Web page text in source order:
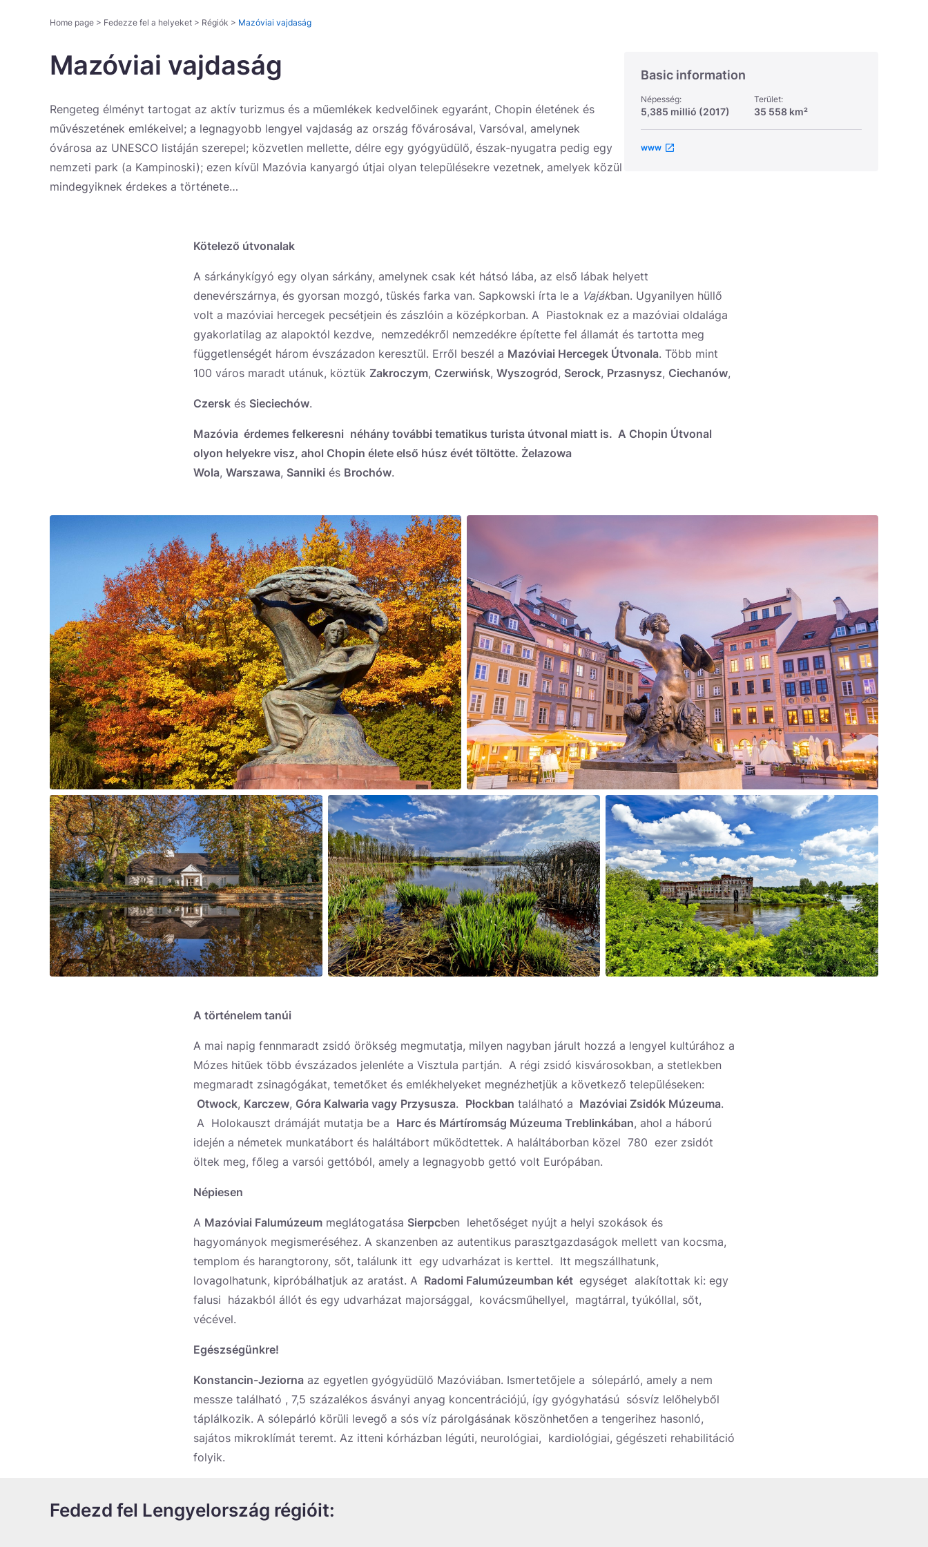
Home page > Fedezze fel a helyeket > Régiók > Mazóviai vajdaság
Mazóviai vajdaság
Rengeteg élményt tartogat az aktív turizmus és a műemlékek kedvelőinek egyaránt, Chopin életének és
művészetének emlékeivel; a legnagyobb lengyel vajdaság az ország fővárosával, Varsóval, amelynek
óvárosa az UNESCO listáján szerepel; közvetlen mellette, délre egy gyógyüdülő, észak-nyugatra pedig egy
nemzeti park (a Kampinoski); ezen kívül Mazóvia kanyargó útjai olyan településekre vezetnek, amelyek közül
mindegyiknek érdekes a története…
Basic information
Népesség:
5,385 millió (2017)
Terület:
35 558 km²
www
Kötelező útvonalak
A sárkánykígyó egy olyan sárkány, amelynek csak két hátsó lába, az első lábak helyett
denevérszárnya, és gyorsan mozgó, tüskés farka van. Sapkowski írta le a Vajákban. Ugyanilyen hüllő
volt a mazóviai hercegek pecsétjein és zászlóin a középkorban. A Piastoknak ez a mazóviai oldalága
gyakorlatilag az alapoktól kezdve, nemzedékről nemzedékre építette fel államát és tartotta meg
függetlenségét három évszázadon keresztül. Erről beszél a Mazóviai Hercegek Útvonala. Több mint
100 város maradt utánuk, köztük Zakroczym, Czerwińsk, Wyszogród, Serock, Przasnysz, Ciechanów,
Czersk és Sieciechów.
Mazóvia érdemes felkeresni néhány további tematikus turista útvonal miatt is. A Chopin Útvonal
olyon helyekre visz, ahol Chopin élete első húsz évét töltötte. Żelazowa
Wola, Warszawa, Sanniki és Brochów.
A történelem tanúi
A mai napig fennmaradt zsidó örökség megmutatja, milyen nagyban járult hozzá a lengyel kultúrához a
Mózes hitűek több évszázados jelenléte a Visztula partján. A régi zsidó kisvárosokban, a stetlekben
megmaradt zsinagógákat, temetőket és emlékhelyeket megnézhetjük a következő településeken:
Otwock, Karczew, Góra Kalwaria vagy Przysusza. Płockban található a Mazóviai Zsidók Múzeuma.
A Holokauszt drámáját mutatja be a Harc és Mártíromság Múzeuma Treblinkában, ahol a háború
idején a németek munkatábort és haláltábort működtettek. A haláltáborban közel 780 ezer zsidót
öltek meg, főleg a varsói gettóból, amely a legnagyobb gettó volt Európában.
Népiesen
A Mazóviai Falumúzeum meglátogatása Sierpcben lehetőséget nyújt a helyi szokások és
hagyományok megismeréséhez. A skanzenben az autentikus parasztgazdaságok mellett van kocsma,
templom és harangtorony, sőt, találunk itt egy udvarházat is kerttel. Itt megszállhatunk,
lovagolhatunk, kipróbálhatjuk az aratást. A Radomi Falumúzeumban két egységet alakítottak ki: egy
falusi házakból állót és egy udvarházat majorsággal, kovácsműhellyel, magtárral, tyúkóllal, sőt,
vécével.
Egészségünkre!
Konstancin-Jeziorna az egyetlen gyógyüdülő Mazóviában. Ismertetőjele a sólepárló, amely a nem
messze található , 7,5 százalékos ásványi anyag koncentrációjú, így gyógyhatású sósvíz lelőhelyből
táplálkozik. A sólepárló körüli levegő a sós víz párolgásának köszönhetően a tengerihez hasonló,
sajátos mikroklímát teremt. Az itteni kórházban légúti, neurológiai, kardiológiai, gégészeti rehabilitáció
folyik.
Fedezd fel Lengyelország régióit: